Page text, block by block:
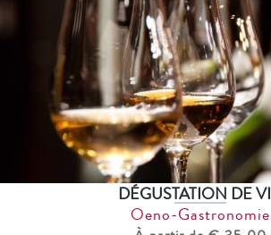
DÉGUSTATION DE
Oeno-Gastronomie